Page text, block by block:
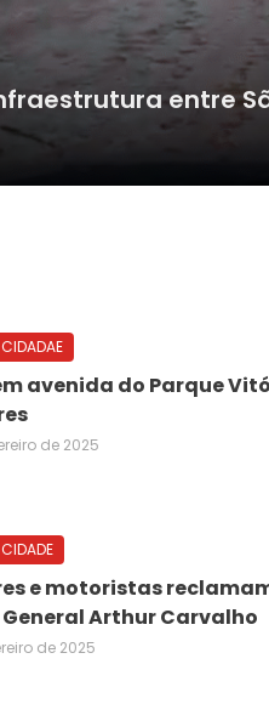
entre
avenida do Parque
de 2025
e motoristas
Arthur Carvalho
de 2025